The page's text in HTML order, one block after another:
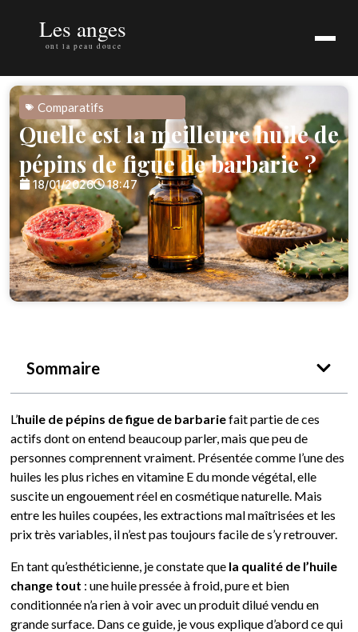
Comparatifs
Quelle est la meilleure huile de
pépins de figue de barbarie ?
18/01/2026 18:47
Sommaire
L’huile de pépins de figue de barbariefait partie de ces
actifs dont on entend beaucoup parler, mais que peu de
personnes comprennent vraiment. Présentée comme l’une des
huiles les plus riches en vitamine E du monde végétal, elle
suscite un engouement réel en cosmétique naturelle. Mais
entre les huiles coupées, les extractions mal maîtrisées et les
prix très variables, il n’est pas toujours facile de s’y retrouver.
En tant qu’esthéticienne, je constate que la qualité de l’huile
change tout : une huile pressée à froid, pure et bien
conditionnée n’a rien à voir avec un produit dilué vendu en
grande surface. Dans ce guide, je vous explique d’abord ce qui